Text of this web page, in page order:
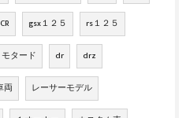
gsx１２５ rs１２５
モタード dr drz
両 レーサーモデル